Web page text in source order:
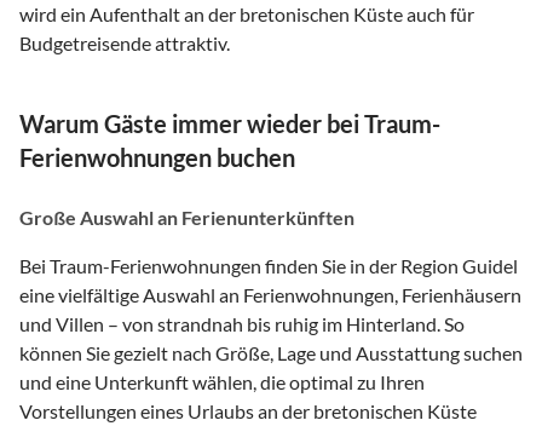
wird ein Aufenthalt an der bretonischen Küste auch für
Budgetreisende attraktiv.
Warum Gäste immer wieder bei Traum-
Ferienwohnungen buchen
Große Auswahl an Ferienunterkünften
Bei Traum-Ferienwohnungen finden Sie in der Region Guidel
eine vielfältige Auswahl an Ferienwohnungen, Ferienhäusern
und Villen – von strandnah bis ruhig im Hinterland. So
können Sie gezielt nach Größe, Lage und Ausstattung suchen
und eine Unterkunft wählen, die optimal zu Ihren
Vorstellungen eines Urlaubs an der bretonischen Küste